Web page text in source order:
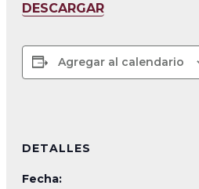
DESCARGAR
Agregar al calendario
DETALLES
Fecha: